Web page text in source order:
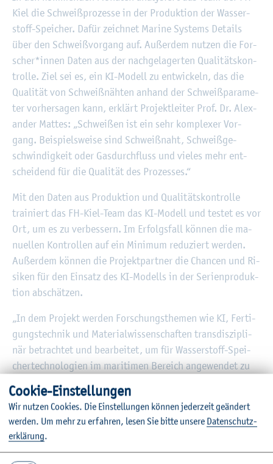
Kiel die Schwei­ß­pro­zes­se in der Pro­duk­ti­on der Was­ser­
stoff-Spei­cher. Dafür zeich­net Ma­ri­ne Sys­tems De­tails
über den Schwei­ß­vor­gang auf. Au­ßer­dem nut­zen die For­
scher*innen Daten aus der nach­ge­la­ger­ten Qua­li­täts­kon­
trol­le. Ziel sei es, ein KI-Mo­dell zu ent­wi­ckeln, das die
Qua­li­tät von Schweißnäh­ten an­hand der Schwei­ß­pa­ra­me­
ter vor­her­sa­gen kann, er­klärt Pro­jekt­lei­ter Prof. Dr. Alex­
an­der Mat­tes: „Schwei­ßen ist ein sehr kom­ple­xer Vor­
gang. Bei­spiels­wei­se sind Schweiß­naht, Schwei­ß­ge­
schwin­dig­keit oder Gas­durch­fluss und vie­les mehr ent­
schei­dend für die Qua­li­tät des Pro­zes­ses.“
Mit den Daten aus Pro­duk­ti­on und Qua­li­täts­kon­trol­le
trai­niert das FH-Kiel-Team das KI-Mo­dell und tes­tet es vor
Ort, um es zu ver­bes­sern. Im Er­folgs­fall kön­nen die ma­
nu­el­len Kon­trol­len auf ein Mi­ni­mum re­du­ziert wer­den.
Au­ßer­dem kön­nen die Pro­jekt­part­ner die Chan­cen und Ri­
si­ken für den Ein­satz des KI-Mo­dells in der Se­ri­en­pro­duk­
ti­on ab­schät­zen.
„In dem Pro­jekt wer­den For­schungs­the­men wie KI, Fer­ti­
gungs­tech­nik und Ma­te­ri­al­wis­sen­schaf­ten trans­dis­zi­pli­
när be­trach­tet und be­ar­bei­tet, um für Was­ser­stoff-Spei­
cher­tech­no­lo­gi­en im ma­ri­ti­men Be­reich an­ge­wen­det zu
tenz­auf­bau am Hoch­schul­stand­ort Kiel und för­dert den
Trans­fer in Ko­ope­ra­ti­on mit einem Wirt­schafts­part­ner“, so
die Was­ser­stoff-Pro­jekt­lei­te­rin der EKSH, Ger­lind Wag­ner-
Vogel.
Coo­kie-Ein­stel­lun­gen
Wir nut­zen Coo­kies. Die Ein­stel­lun­gen kön­nen je­der­zeit ge­än­dert
wer­den. Um mehr zu er­fah­ren, lesen Sie bitte un­se­re Da­ten­schut­z­
er­klä­rung.